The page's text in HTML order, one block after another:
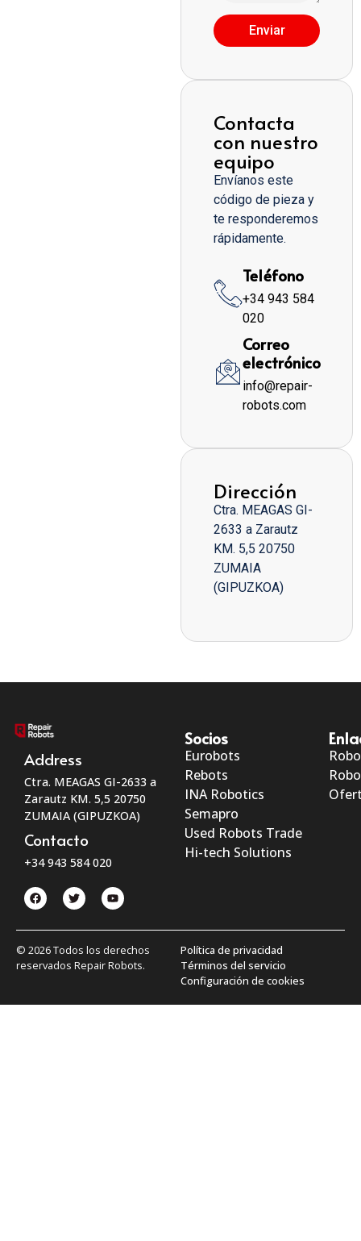
Enviar
Contacta
con nuestro
equipo
Envíanos este
código de pieza y
te responderemos
rápidamente.
Teléfono
+34 943 584
020
Correo
electrónico
info@repair-
robots.com
Dirección
Ctra. MEAGAS GI-
2633 a Zarautz
KM. 5,5 20750
ZUMAIA
(GIPUZKOA)
Address
Ctra. MEAGAS GI-2633 a
Zarautz KM. 5,5 20750
ZUMAIA (GIPUZKOA)
Contacto
+34 943 584 020
Socios
Eurobots
Rebots
INA Robotics
Semapro
Used Robots Trade
Hi-tech Solutions
© 2026 Todos los derechos
reservados Repair Robots.
Política de privacidad
Términos del servicio
Configuración de cookies